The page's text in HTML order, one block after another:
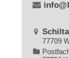
77709